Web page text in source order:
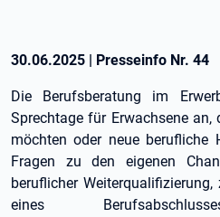
30.06.2025 | Presseinfo Nr. 44
Die Berufsberatung im
Sprechtage für Erwachsene
möchten oder neue berufliche
Fragen zu den eigenen
beruflicher
eines